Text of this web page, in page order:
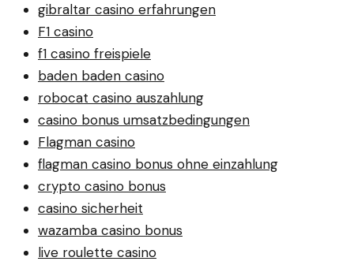
gibraltar casino erfahrungen
F1 casino
f1 casino freispiele
baden baden casino
robocat casino auszahlung
casino bonus umsatzbedingungen
Flagman casino
flagman casino bonus ohne einzahlung
crypto casino bonus
casino sicherheit
wazamba casino bonus
live roulette casino